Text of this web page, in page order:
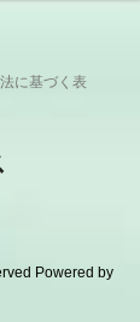
に基づく表
Powered by